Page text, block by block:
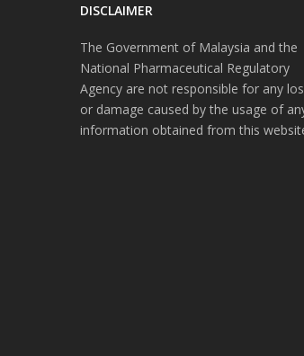
DISCLAIMER
The Government of Malaysia and the
National Pharmaceutical Regulatory
Agency are not responsible for any
or damage caused by the usage of
information obtained from this